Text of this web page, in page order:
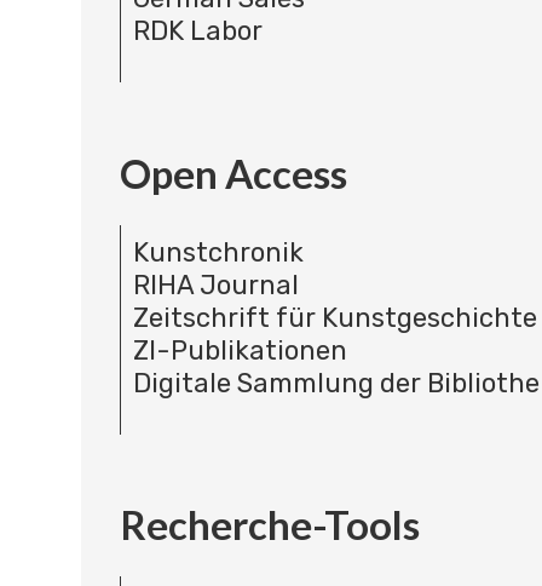
RDK Labor
Open Access
Kunstchronik
RIHA Journal
Zeitschrift für Kunstgeschichte
ZI-Publikationen
Digitale Sammlung der
Recherche-Tools